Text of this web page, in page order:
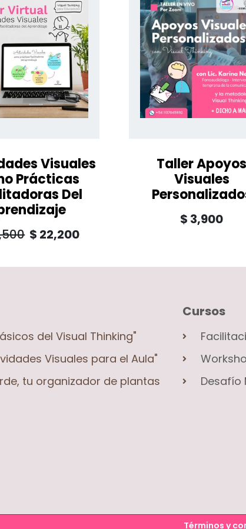
Visuales
Prácticas
Del
$ 22,200
Taller
Visuales
$ 3,900
del Visual Thinking"
Visuales para el Aula"
tu organizador de plantas
Cursos
Desafío
Términos y